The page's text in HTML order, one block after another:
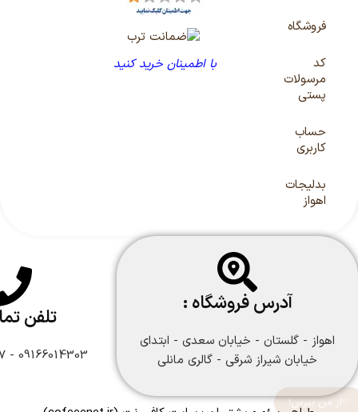
فروشگاه
کد
مرسولات
پستی
حساب
کاربری
بدلیجات
اهواز
با اطمینان خرید کنید
آدرس فروشگاه :
اهواز - گلستان - خیابان سعدی - ابتدای
خیابان شیراز شرقی - گالری مانلی
تلفن
09166014303 - 09166108747